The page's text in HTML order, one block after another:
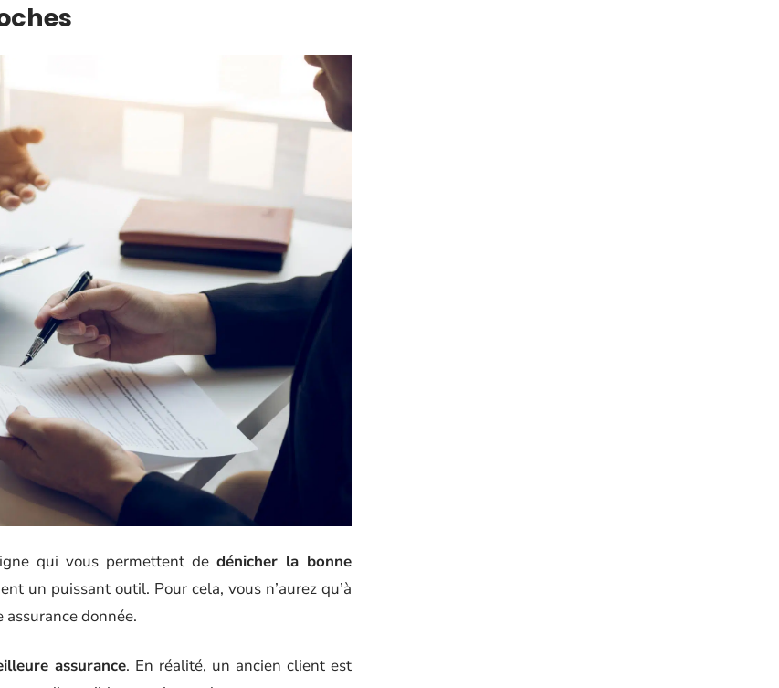
qui vous permettent de dénicher la bonne
un puissant outil. Pour cela, vous n’aurez qu’à
assurance donnée.
assurance. En réalité, un ancien client est